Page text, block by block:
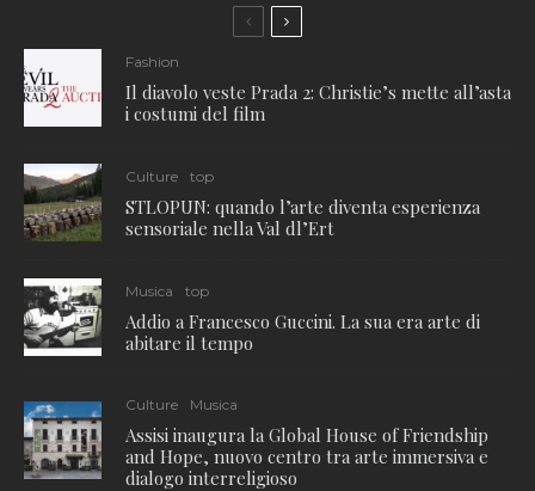
Fashion
Il diavolo veste Prada 2: Christie’s mette all’asta
i costumi del film
Culture top
STLOPUN: quando l’arte diventa esperienza
sensoriale nella Val dl’Ert
Musica top
Addio a Francesco Guccini. La sua era arte di
abitare il tempo
Culture Musica
Assisi inaugura la Global House of Friendship
and Hope, nuovo centro tra arte immersiva e
dialogo interreligioso